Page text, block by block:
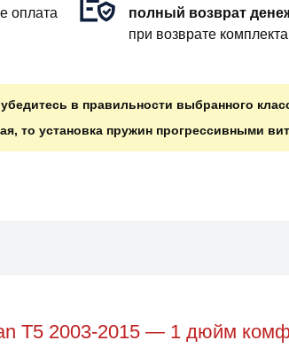
оплата
полный возврат
при возврате
в правильности выбранного
то установка пружин прогрессивными
T5 2003-2015 — 1 дюйм